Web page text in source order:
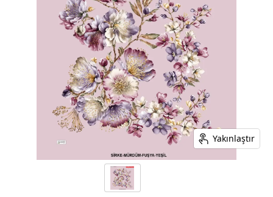
Yakınlaştır